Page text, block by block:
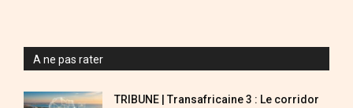
A ne pas rater
TRIBUNE | Transafricaine 3 : Le corridor